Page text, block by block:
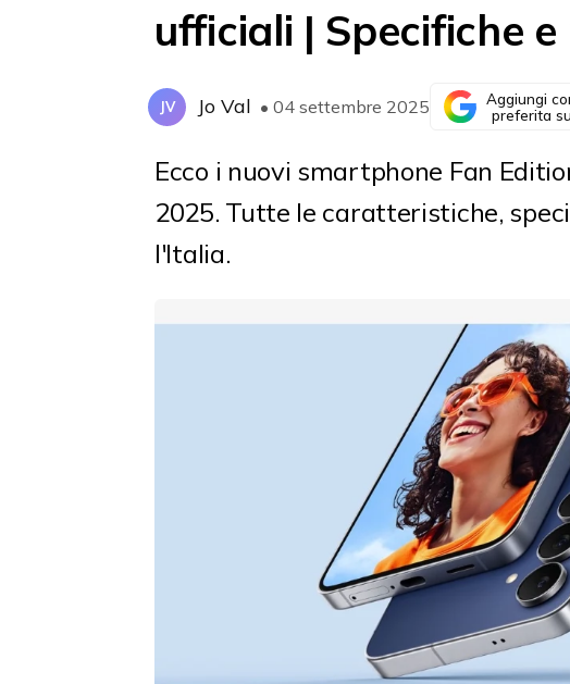
ufficiali | Specifiche
JV Jo Val • 04 settembre 2025
Aggiungi
preferita
Ecco i nuovi smartphone Fan
2025. Tutte le caratteristiche,
l'Italia.